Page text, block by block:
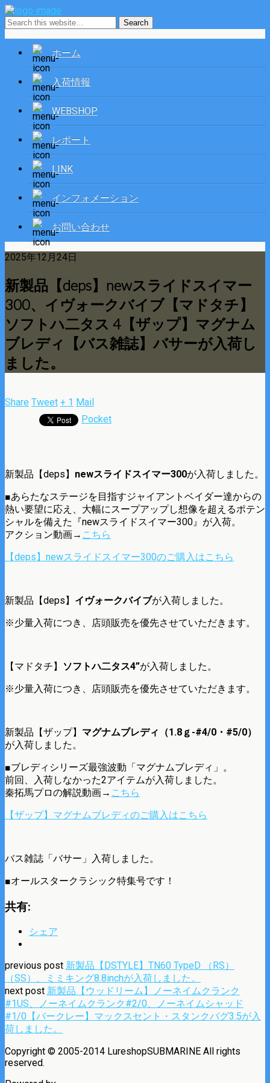
ホーム
入荷情報
WEBSHOP
レポート
LINK
インフォメーション
お問い合わせ
2025年12月24日
新製品【deps】newスライドスイマー
300、イヴォークバイブ【マドタチ】
ソフトハ二タス 4【ザップ】マグナム
ブレディ【バス雑誌】バサーが入荷し
ました。
Share Tweet + 1 Mail
Pocket
新製品【deps】 newスライドスイマー300が入荷しました。
■あらたなステージを目指すジャイアントベイダー達からの
熱い要望に応え、大幅にスープアップし想像を超えるポテン
シャルを備えた『newスライドスイマー300』が入荷。
アクション動画→ こちら
【deps】newスライドスイマー300のご購入はこちら
新製品【deps】 イヴォークバイブが入荷しました。
※少量入荷につき、店頭販売を優先させていただきます。
【マドタチ】 ソフトハ二タス4”が入荷しました。
※少量入荷につき、店頭販売を優先させていただきます。
新製品【ザップ】 マグナムブレディ（1.8ｇ-#4/0・#5/0）
が入荷しました。
■ブレディシリーズ最強波動「マグナムブレディ」。
前回、入荷しなかった2アイテムが入荷しました。
秦拓馬プロの解説動画→ こちら
【ザップ】マグナムブレディのご購入はこちら
バス雑誌「バサー」入荷しました。
■オールスタークラシック特集号です！
共有:
シェア
previous post 新製品【DSTYLE】TN60 TypeD （RS）
（SS）、ミミキング8.8inchが入荷しました。
next post 新製品【ウッドリーム】ノーネイムクランク
#1US、ノーネイムクランク#2/0、ノーネイムシャッド
#1/0【バークレー】マックスセント・スタンクバグ3.5が入
荷しました。
Copyright © 2005-2014 LureshopSUBMARINE All rights
reserved.